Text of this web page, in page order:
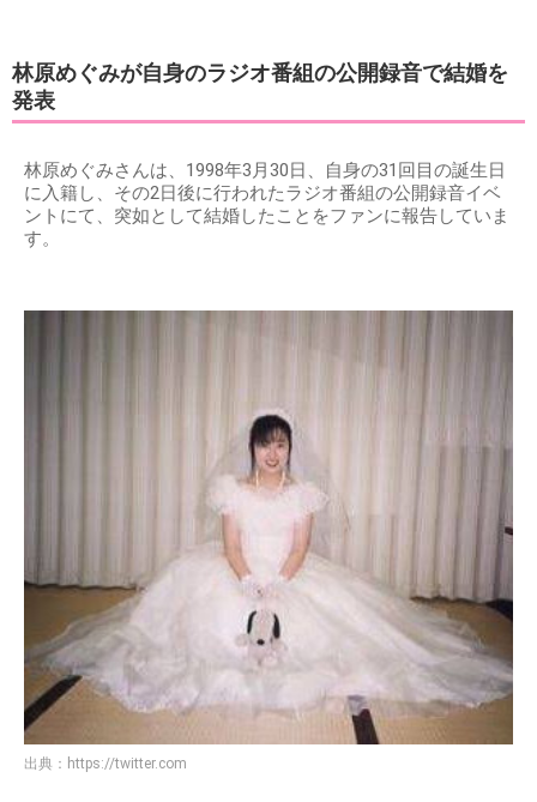
林原めぐみが自身のラジオ番組の公開録音で結婚を
発表
林原めぐみさんは、1998年3月30日、自身の31回目の誕生日
に入籍し、その2日後に行われたラジオ番組の公開録音イベ
ントにて、突如として結婚したことをファンに報告していま
す。
出典： https://twitter.com